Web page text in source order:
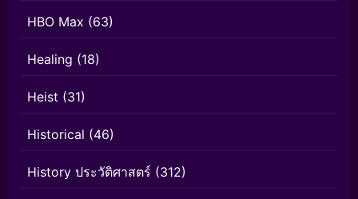
HBO Max (63)
Healing (18)
Heist (31)
Historical (46)
History ประวัติศาสตร์ (312)